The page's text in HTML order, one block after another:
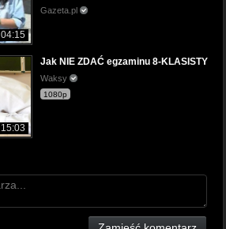
04:15
Gazeta.pl
15:03
Jak NIE ZDAĆ egzaminu 8-KLASISTY
Waksy
1080p